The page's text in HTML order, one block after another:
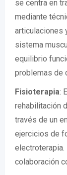
se centra en
mediante
articulaciones
sistema
equilibrio
problemas de
Fisioterapia:
rehabilitación
través de un
ejercicios de
electroterapia.
colaboración